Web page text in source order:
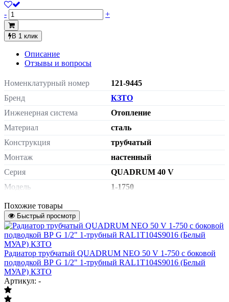
- +
В 1 клик
Описание
Отзывы и вопросы
Номенклатурный номер
121-9445
Бренд
КЗТО
Инженерная система
Отопление
Материал
сталь
Конструкция
трубчатый
Монтаж
настенный
Серия
QUADRUM 40 V
Модель
1-1750
Тип подключения
Сторона подключения
Подключение к системе
отопления
внутренняя резьба G 1/2"
Терморегулятор
без термостатического
клапана
Крепеж
Похожие товары
Быстрый просмотр
Радиатор трубчатый QUADRUM NEO 50 V 1-750 с боковой
подводкой ВР G 1/2" 1-трубный RAL1T104S9016 (Белый
МУАР) КЗТО
Артикул: -